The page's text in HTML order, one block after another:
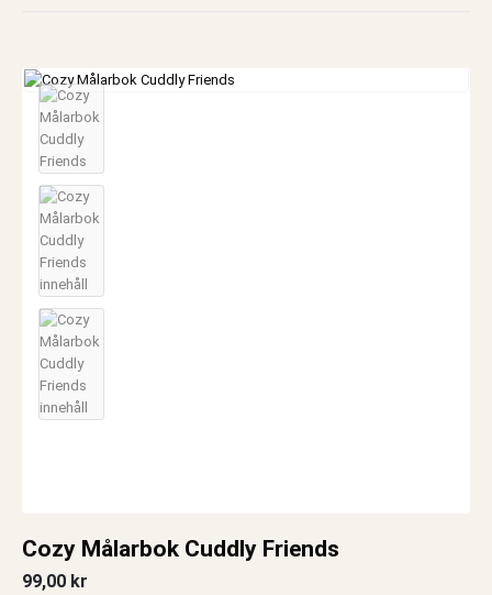
Cozy Målarbok Cuddly Friends
99,00 kr